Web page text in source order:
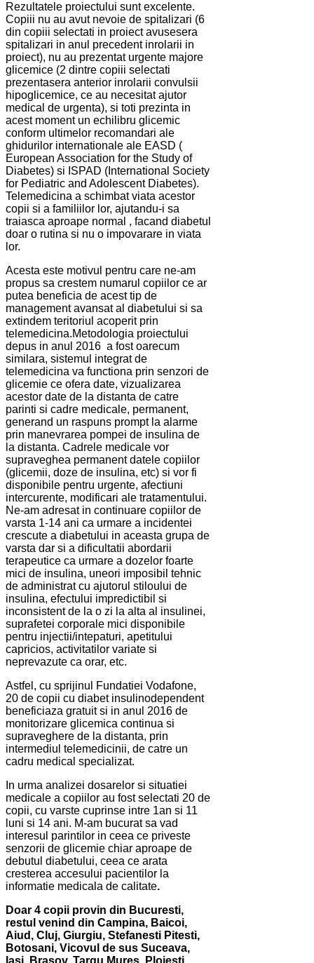
Rezultatele proiectului sunt excelente.
Copiii nu au avut nevoie de spitalizari (6
din copiii selectati in proiect avusesera
spitalizari in anul precedent inrolarii in
proiect), nu au prezentat urgente majore
glicemice (2 dintre copiii selectati
prezentasera anterior inrolarii convulsii
hipoglicemice, ce au necesitat ajutor
medical de urgenta), si toti prezinta in
acest moment un echilibru glicemic
conform ultimelor recomandari ale
ghidurilor internationale ale EASD (
European Association for the Study of
Diabetes) si ISPAD (International Society
for Pediatric and Adolescent Diabetes).
Telemedicina a schimbat viata acestor
copii si a familiilor lor, ajutandu-i sa
traiasca aproape normal , facand diabetul
doar o rutina si nu o impovarare in viata
lor.
Acesta este motivul pentru care ne-am
propus sa crestem numarul copiilor ce ar
putea beneficia de acest tip de
management avansat al diabetului si sa
extindem teritoriul acoperit prin
telemedicina.Metodologia proiectului
depus in anul 2016 a fost oarecum
similara, sistemul integrat de
telemedicina va functiona prin senzori de
glicemie ce ofera date, vizualizarea
acestor date de la distanta de catre
parinti si cadre medicale, permanent,
generand un raspuns prompt la alarme
prin manevrarea pompei de insulina de
la distanta. Cadrele medicale vor
supraveghea permanent datele copiilor
(glicemii, doze de insulina, etc) si vor fi
disponibile pentru urgente, afectiuni
intercurente, modificari ale tratamentului.
Ne-am adresat in continuare copiilor de
varsta 1-14 ani ca urmare a incidentei
crescute a diabetului in aceasta grupa de
varsta dar si a dificultatii abordarii
terapeutice ca urmare a dozelor foarte
mici de insulina, uneori imposibil tehnic
de administrat cu ajutorul stiloului de
insulina, efectului impredictibil si
inconsistent de la o zi la alta al insulinei,
suprafetei corporale mici disponibile
pentru injectii/intepaturi, apetitului
capricios, activitatilor variate si
neprevazute ca orar, etc.
Astfel, cu sprijinul Fundatiei Vodafone,
20 de copii cu diabet insulinodependent
beneficiaza gratuit si in anul 2016 de
monitorizare glicemica continua si
supraveghere de la distanta, prin
intermediul telemedicinii, de catre un
cadru medical specializat.
In urma analizei dosarelor si situatiei
medicale a copiilor au fost selectati 20 de
copii, cu varste cuprinse intre 1an si 11
luni si 14 ani. M-am bucurat sa vad
interesul parintilor in ceea ce priveste
senzorii de glicemie chiar aproape de
debutul diabetului, ceea ce arata
cresterea accesului pacientilor la
informatie medicala de calitate.
Doar 4 copii provin din Bucuresti,
restul venind din Campina, Baicoi,
Aiud, Cluj, Giurgiu, Stefanesti Pitesti,
Botosani, Vicovul de sus Suceava,